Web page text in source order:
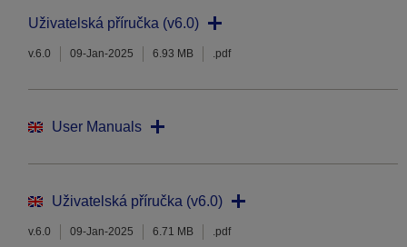
Uživatelská příručka (v6.0)
v.6.0 09-Jan-2025 6.93 MB .pdf
User Manuals
Uživatelská příručka (v6.0)
v.6.0 09-Jan-2025 6.71 MB .pdf